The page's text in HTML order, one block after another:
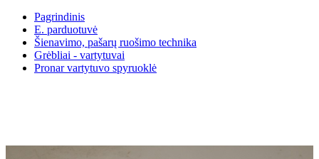
Pagrindinis
E. parduotuvė
Šienavimo, pašarų ruošimo technika
Grėbliai - vartytuvai
Pronar vartytuvo spyruoklė